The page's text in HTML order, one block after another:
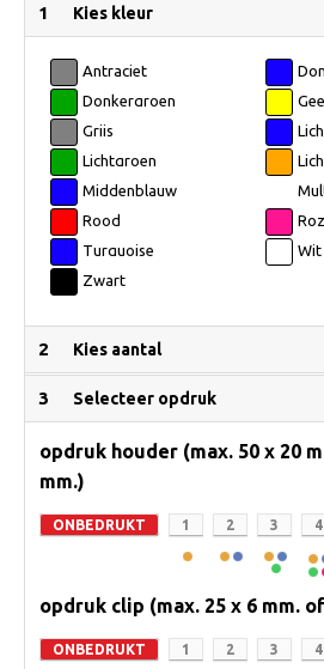
1 Kies kleur
Antraciet
Donkergroen
Grijs
Lichtgroen
Middenblauw
Rood
Turquoise
Wit
Zwart
2 Kies aantal
3 Selecteer opdruk
opdruk houder (max. 50 x 20
mm.)
ONBEDRUKT 1 2 3 4
opdruk clip (max. 25 x 6 mm.
ONBEDRUKT 1 2 3 4